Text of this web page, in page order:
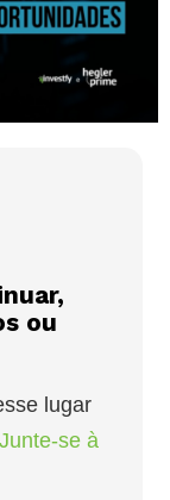
ou
lugar
Junte-se à